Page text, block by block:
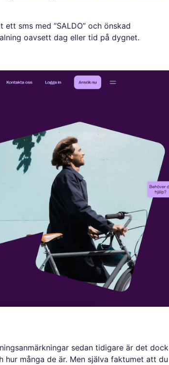
sms med ”SALDO” och önskad
oavsett dag eller tid på dygnet.
sedan tidigare är det dock
många de är. Men själva faktumet att du